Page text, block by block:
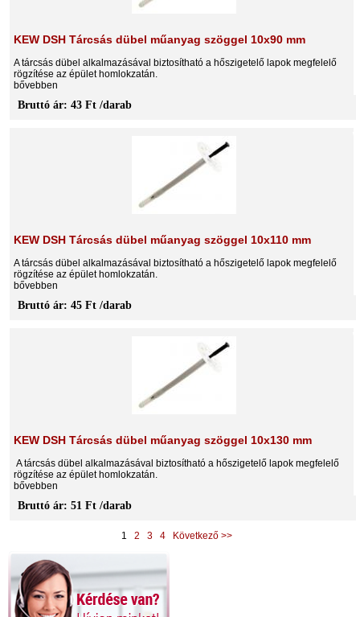
KEW DSH Tárcsás dübel műanyag szöggel 10x90 mm
A tárcsás dübel alkalmazásával biztosítható a hőszigetelő lapok megfelelő
rögzítése az épület homlokzatán.
bővebben
Bruttó ár: 43 Ft /darab
KEW DSH Tárcsás dübel műanyag szöggel 10x110 mm
A tárcsás dübel alkalmazásával biztosítható a hőszigetelő lapok megfelelő
rögzítése az épület homlokzatán.
bővebben
Bruttó ár: 45 Ft /darab
KEW DSH Tárcsás dübel műanyag szöggel 10x130 mm
A tárcsás dübel alkalmazásával biztosítható a hőszigetelő lapok megfelelő
rögzítése az épület homlokzatán.
bővebben
Bruttó ár: 51 Ft /darab
1 2 3 4 Következő >>